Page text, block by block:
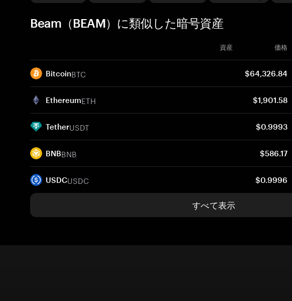
Beam（BEAM）に類似した暗号資産
資産 価格
BitcoinBTC $64,326.84
EthereumETH $1,901.58
TetherUSDT $0.9993
BNBBNB $586.17
USDCUSDC $0.9996
すべて表示